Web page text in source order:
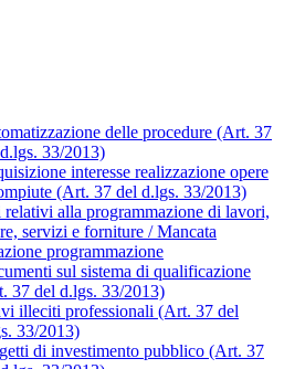
delle procedure (Art. 37
33/2013)
interesse realizzazione opere
(Art. 37 del d.lgs. 33/2013)
relativi alla programmazione di lavori,
servizi e forniture / Mancata
programmazione
sul sistema di qualificazione
37 del d.lgs. 33/2013)
illeciti professionali (Art. 37 del
33/2013)
di investimento pubblico (Art. 37